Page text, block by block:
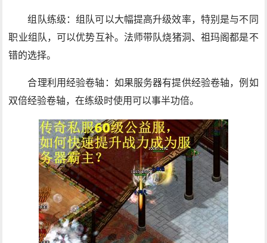
组队练级：组队可以大幅提高升级效率，特别是与不同
职业组队，可以优势互补。法师带队烧猪洞、祖玛阁都是不
错的选择。
合理利用经验卷轴：如果服务器有提供经验卷轴，例如
双倍经验卷轴，在练级时使用可以事半功倍。